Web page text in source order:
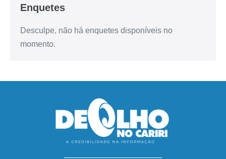
Enquetes
Desculpe, não há enquetes disponíveis no
momento.